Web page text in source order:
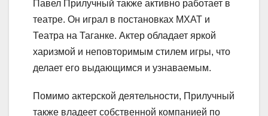
Павел Прилучный также активно работает в
театре. Он играл в постановках МХАТ и
Театра на Таганке. Актер обладает яркой
харизмой и неповторимым стилем игры, что
делает его выдающимся и узнаваемым.
Помимо актерской деятельности, Прилучный
также владеет собственной компанией по